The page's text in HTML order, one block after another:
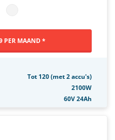
PER MAAND *
Tot 120 (met 2 accu's)
2100W
60V 24Ah